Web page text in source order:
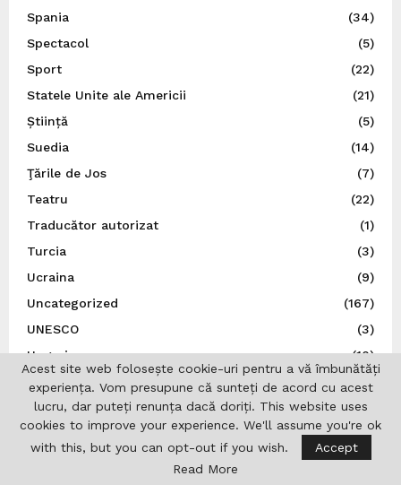
Spania
(34)
Spectacol
(5)
Sport
(22)
Statele Unite ale Americii
(21)
Știință
(5)
Suedia
(14)
Ţările de Jos
(7)
Teatru
(22)
Traducător autorizat
(1)
Turcia
(3)
Ucraina
(9)
Uncategorized
(167)
UNESCO
(3)
Ungaria
(10)
Uniunea Europeană
(16)
Uniunea Ziariștilor Profesioniști din România
(37)
Acest site web folosește cookie-uri pentru a vă îmbunătăți
experiența. Vom presupune că sunteți de acord cu acest
lucru, dar puteți renunța dacă doriți. This website uses
cookies to improve your experience. We'll assume you're ok
with this, but you can opt-out if you wish.
Accept
Read More